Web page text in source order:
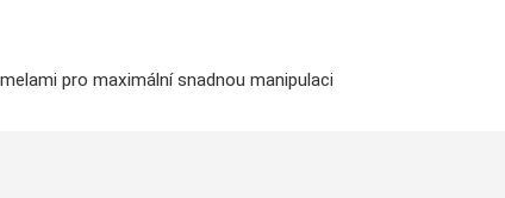
pro maximální snadnou manipulaci